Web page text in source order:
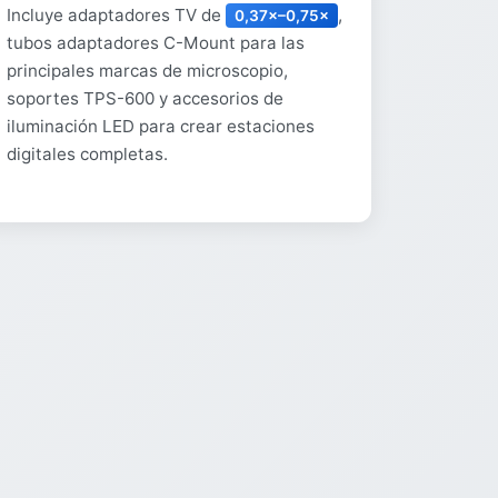
Incluye adaptadores TV de 0,37×–0,75×
,
tubos adaptadores C-Mount para las
principales marcas de microscopio,
soportes TPS-600 y accesorios de
iluminación LED para crear estaciones
digitales completas.